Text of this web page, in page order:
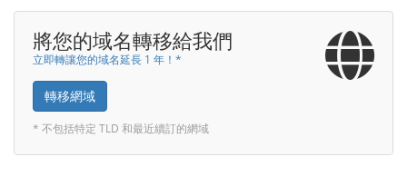
將您的域名轉移給我們
立即轉讓您的域名延長 1 年！*
轉移網域
* 不包括特定 TLD 和最近續訂的網域